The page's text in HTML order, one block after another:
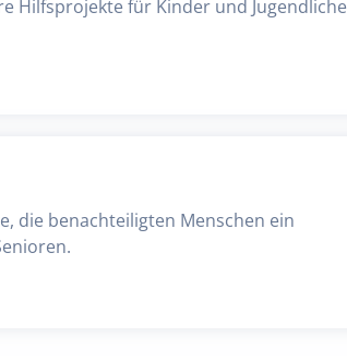
Hilfsprojekte für Kinder und Jugendliche
die benachteiligten Menschen ein